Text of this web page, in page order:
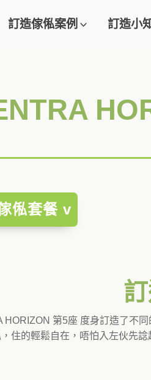
訂造傢俬案例 訂造小
俬套餐 v
HORIZON 第5座 度身訂造了不
住的輕鬆自在，唔怕入左伙先